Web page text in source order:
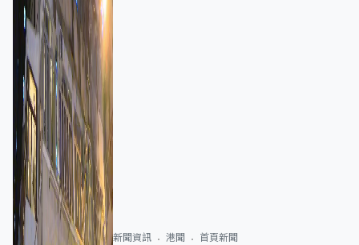
新聞資訊 港聞 首頁新聞